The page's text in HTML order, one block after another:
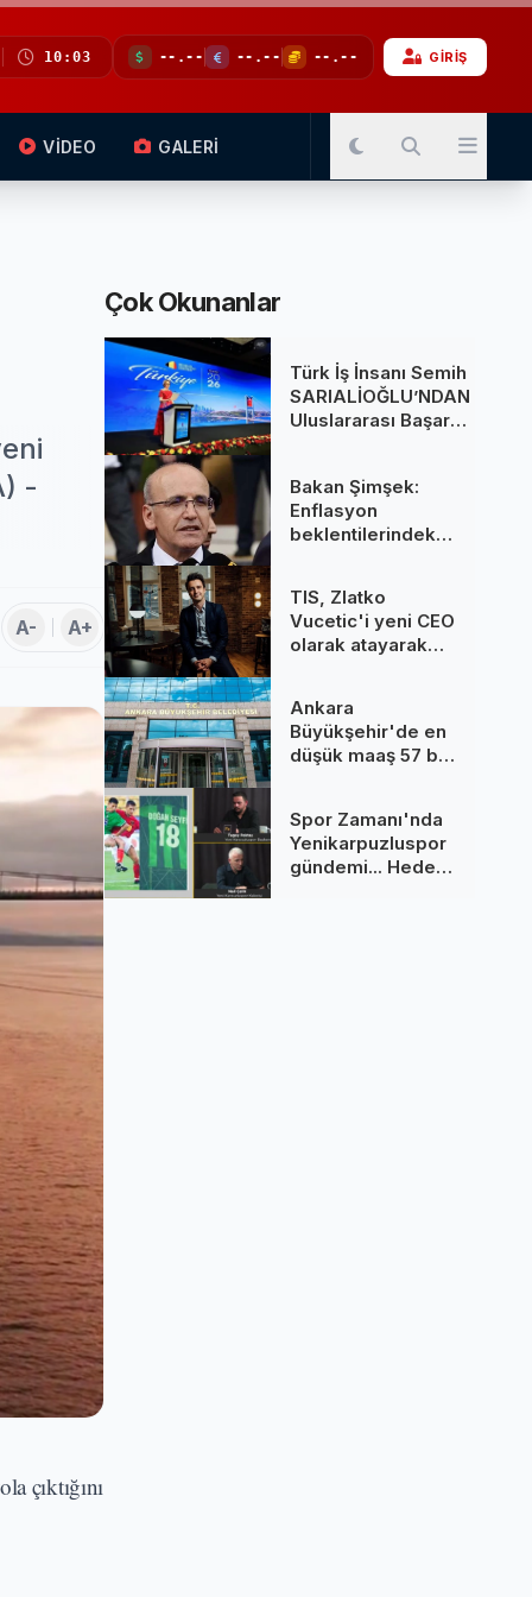
10:03 --.-- --.-- --.-- GİRİŞ
VİDEO GALERİ
-
A- A+
çıktığını
Çok Okunanlar
Türk İş İnsanı Semih
SARIALİOĞLU’NDAN
Uluslararası Başarı:
Katıldığı Zirvede
Stratejik İmza
Bakan Şimşek:
Enflasyon
beklentilerindeki
güçlendiriyor
TIS, Zlatko
Vucetic'i yeni CEO
olarak atayarak
odaklanıyor
Ankara
Büyükşehir'de en
düşük maaş 57 bin
Spor Zamanı'nda
Yenikarpuzluspor
gündemi... Hedef